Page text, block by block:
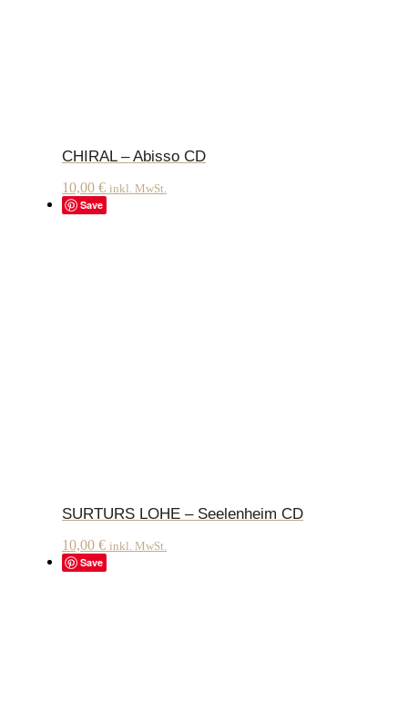
CHIRAL – Abisso CD
10,00 € inkl. MwSt.
Save
SURTURS LOHE – Seelenheim CD
10,00 € inkl. MwSt.
Save